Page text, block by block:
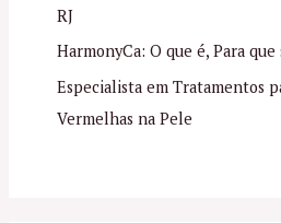
RJ
HarmonyCa: O que é, Para
Especialista em Tratamentos
Vermelhas na Pele